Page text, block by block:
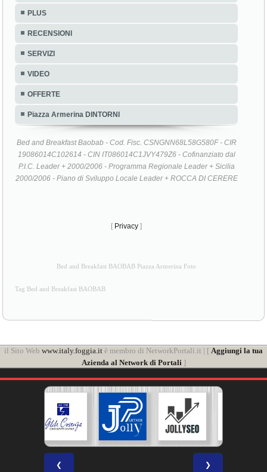
PLUS
RECENSIONI
SERVIZI
VIDEO
OFFERTE
Piazza Armerina DINTORNI
Bed and Breakfast Baobab - Cod. Fisc. CSNGNN68L58G580F - CIR
19086014C102614 - CIN IT086014C1JVY479Z6 - Cofinanziato dal
P.I.C. Leader + 2000/2006 - Programma Regionale Leader + Sicilia
2000/2006 - Piano di Sviluppo Locale Leader + ROCCA DI CERERE
[ Privacy ]
Bed and Breakfast BAOBAB Piazza Armerina Foto
Tag Bed and Breakfast BAOBAB
il Sito Web www.italy.foggia.it è membro di NetworkPortali.it | [ Aggiungi la tua
Azienda al Network di Portali ]
❮ ❯